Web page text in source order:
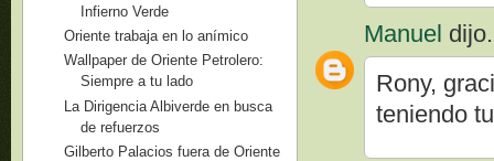
Manuel
Rony,
teniendo
Infierno Verde
Oriente trabaja en lo anímico
Wallpaper de Oriente Petrolero:
Siempre a tu lado
La Dirigencia Albiverde en busca
de refuerzos
Gilberto Palacios fuera de Oriente